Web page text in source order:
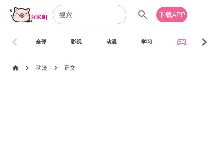
search 下载APP
全部 影视 动漫 学习 sports_esports
chevron_left chevron_right
home chevron_right 动漫 chevron_right 正文